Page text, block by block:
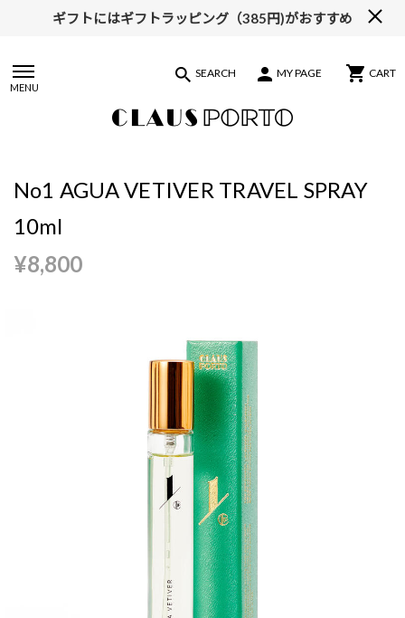
ギフトにはギフトラッピング（385円)がおすすめ
MENU
SEARCH MY PAGE CART
No1 AGUA VETIVER TRAVEL SPRAY
10ml
¥8,800